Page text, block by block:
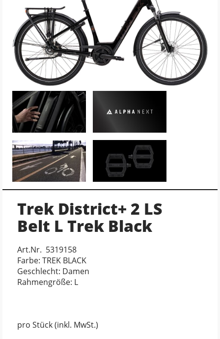
Trek District+ 2 LS
Belt L Trek Black
Art.Nr. 5319158
Farbe: TREK BLACK
Geschlecht: Damen
Rahmengröße: L
pro Stück (inkl. MwSt.)